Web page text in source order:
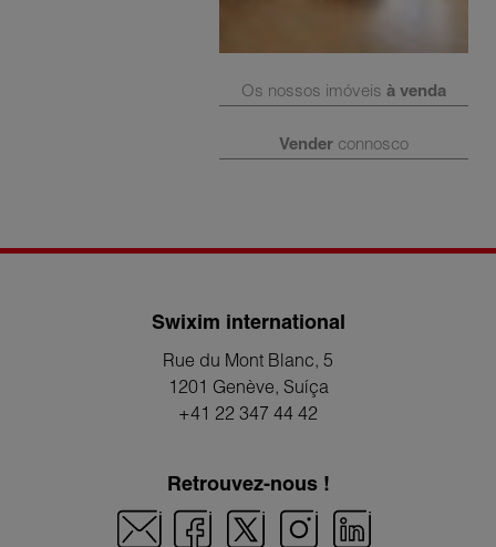
Os nossos imóveis à venda
Vender connosco
Swixim international
Rue du Mont Blanc, 5
1201 Genève, Suíça
+41 22 347 44 42
Retrouvez-nous !